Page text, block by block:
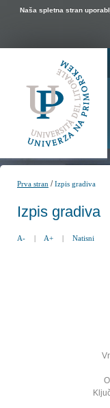
Naša spletna stran
Prva stran /Izpis gradiva
Izpis gradiva
A- | A+ | Natisni